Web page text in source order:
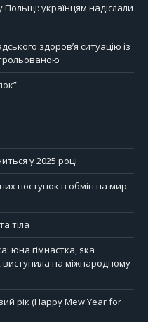
українцям надіслали
здоров’я ситуацію із
у 2025 році
поступок в обмін на мир:
тіла
юна гімнастка, яка
виступила на міжнародному
рік (Happy Mew Year for